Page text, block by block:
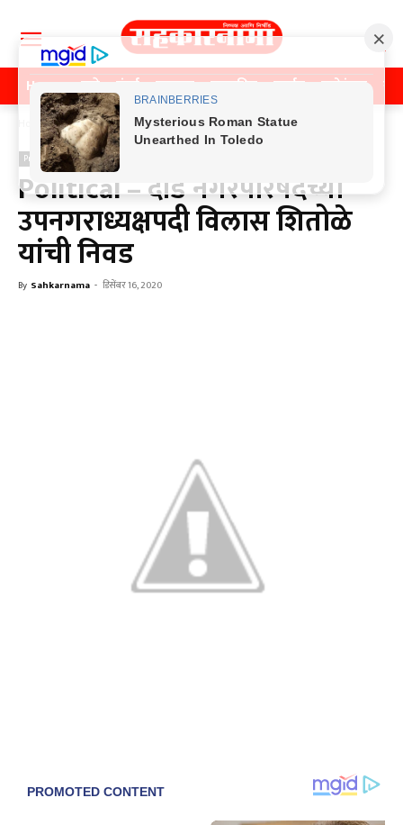
Home पुणे मुंबई महाराष्ट्र राजकीय क्राईम मनोरंजन
Home Previos News
Previos News
Political – दौंड नगरपरिषदेच्या
उपनगराध्यक्षपदी विलास शितोळे
यांची निवड
By Sahkarnama - डिसेंबर 16, 2020